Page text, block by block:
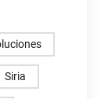
Siria